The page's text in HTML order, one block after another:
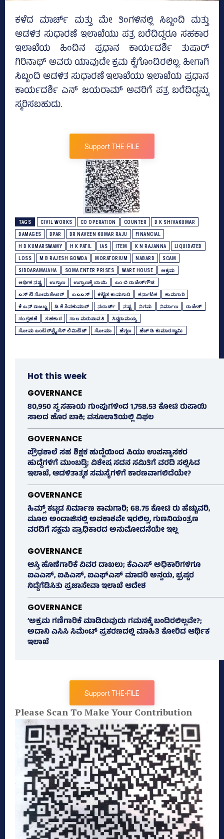
ಕಳೆದ ಮಾರ್ಚ್‌ ಮತ್ತು ಮೇ ತಿಂಗಳಿನಲ್ಲಿ ಸಿಬ್ಬಂದಿ ಮತ್ತು
ಆಡಳಿತ ಸುಧಾರಣೆ ಇಲಾಖೆಯು ಪತ್ರ ಬರೆದಿದ್ದರೂ ಸಹಕಾರ
ಇಲಾಖೆಯ ಹಿಂದಿನ ಪ್ರಧಾನ ಕಾರ್ಯದರ್ಶಿ ತುಷಾರ್‌
ಗಿರಿನಾಥ್‌ ಅವರು ಯಾವುದೇ ಕ್ರಮ ಕೈಗೊಂಡಿರಲಿಲ್ಲ. ಹೀಗಾಗಿ
ಸಿಬ್ಬಂದಿ ಆಡಳಿತ ಸುಧಾರಣೆ ಇಲಾಖೆಯು ಇಲಾಖೆಯ ಪ್ರಧಾನ
ಕಾರ್ಯದರ್ಶಿ ಎನ್‌ ಜಯರಾಮ್‌ ಅವರಿಗೆ ಪತ್ರ ಬರೆದಿದ್ದನ್ನು
ಸ್ಮರಿಸಬಹುದು.
Support THE-FILE
TAGS CIVIL WORKS CO OPERATION COUNTER D K SHIVAKUMAR
DAMAGES DPAR DR NAVEEN KUMAR RAJU FINANCIAL
H D KUMARSWAMY H K PATIL IAS ITEM K N RAJANNA LIQUIDATED
LOSS M B RAJESH GOWDA MORATORIUM NABARD SCAM
SIDDARAMAIAHA SOMA ENTER PRISES WARE HOUSE ಅಕ್ರಮ
ಆರ್ಥಿಕ ನಷ್ಟ ಉಗ್ರಾಣ ಉಗ್ರಾಣಕ್ಕೆ ಬಾಯಿ ಎಂ ಬಿ ರಾಜೇಶ್‌ಗೌಡ
ಎಸ್‌ ಟಿ ಸೋಮಶೇಖರ್‌ ಐಎಎಸ್‌ ಕಟ್ಟಡ ಕಾಮಗಾರಿ ಕರ್ನಾಟಕ ಕಾಮಗಾರಿ
ಕೆ ಎನ್‌ ರಾಜಣ್ಣ ಡಿ ಕೆ ಶಿವಕುಮಾರ್ ನಬಾರ್ಡ್‌ ನಷ್ಟ ನಿಗಮ ನಿರ್ಮಾಣ ರಾಜೇಶ್‌
ಸಂಗ್ರಹಣೆ ಸಹಕಾರ ಸಾಲ ಮರುಪಾವತಿ ಸಿದ್ದರಾಮಯ್ಯ
ಸೋಮ ಎಂಟರ್‌ಪ್ರೈಸೆಸ್‌ ಲಿಮಿಟೆಡ್‌ ಸೋಮಾ ಹೆಗ್ಗಣ ಹೆಚ್‌ ಡಿ ಕುಮಾರಸ್ವಾಮಿ
Hot this week
GOVERNANCE
80,950 ಸ್ವ ಸಹಾಯ ಗುಂಪುಗಳಿಂದ 1,758.53 ಕೋಟಿ ರುಪಾಯಿ
ಸಾಲದ ಹೊರ ಬಾಕಿ; ವಸೂಲಾತಿಯಲ್ಲಿ ವಿಫಲ
GOVERNANCE
ಪ್ರೌಢಶಾಲೆ ಸಹ ಶಿಕ್ಷಕ ಹುದ್ದೆಯಿಂದ ಪಿಯು ಉಪನ್ಯಾಸಕರ
ಹುದ್ದೆಗಳಿಗೆ ಮುಂಬಡ್ತಿ; ವಿಶೇಷ ಸದನ ಸಮಿತಿಗೆ ವರದಿ ಸಲ್ಲಿಸಿದ
ಇಲಾಖೆ, ಆಡಳಿತಾತ್ಮಕ ಸಮಸ್ಯೆಗಳಿಗೆ ಕಾರಣವಾಗಲಿದೆಯೇ?
GOVERNANCE
ಹಿಮ್ಸ್‌ ಕಟ್ಟಡ ನಿರ್ಮಾಣ ಕಾಮಗಾರಿ; 68.75 ಕೋಟಿ ರು ಹೆಚ್ಚುವರಿ,
ಮೂಲ ಅಂದಾಜಿನಲ್ಲಿ ಅವಕಾಶವೇ ಇರಲಿಲ್ಲ, ಗುಣನಿಯಂತ್ರಣ
ವರದಿಗೆ ಸಕ್ಷಮ ಪ್ರಾಧಿಕಾರದ ಅನುಮೋದನೆಯೇ ಇಲ್ಲ
GOVERNANCE
ಆಸ್ತಿ ಹೊಣೆಗಾರಿಕೆ ವಿವರ ದಾಖಲು; ಕೆಎಎಸ್ ಅಧಿಕಾರಿಗಳಿಗೂ
ಐಎಎಸ್‌, ಐಪಿಎಸ್‌, ಐಎಫ್‌ಎಸ್‌ ಮಾದರಿ ಅನ್ವಯ, ಭ್ರಷ್ಟರ
ನಿದ್ದೆಗೆಡಿಸಿತು ಪ್ರಜಾಸೇವಾ ಇಲಾಖೆ ಆದೇಶ
GOVERNANCE
‘ಅಕ್ರಮ ಗಣಿಗಾರಿಕೆ ಮಾಡಿರುವುದು ಗಮನಕ್ಕೆ ಬಂದಿರಲಿಲ್ಲವೇ?;
ಅದಾನಿ ಎಸಿಸಿ ಸಿಮೆಂಟ್ ಪ್ರಕರಣದಲ್ಲಿ ಮಾಹಿತಿ ಕೋರಿದ ಆರ್ಥಿಕ
ಇಲಾಖೆ
Support THE-FILE
Please Scan To Make Your Contribution